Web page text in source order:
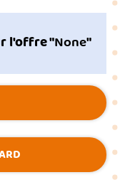
l'offre "None"